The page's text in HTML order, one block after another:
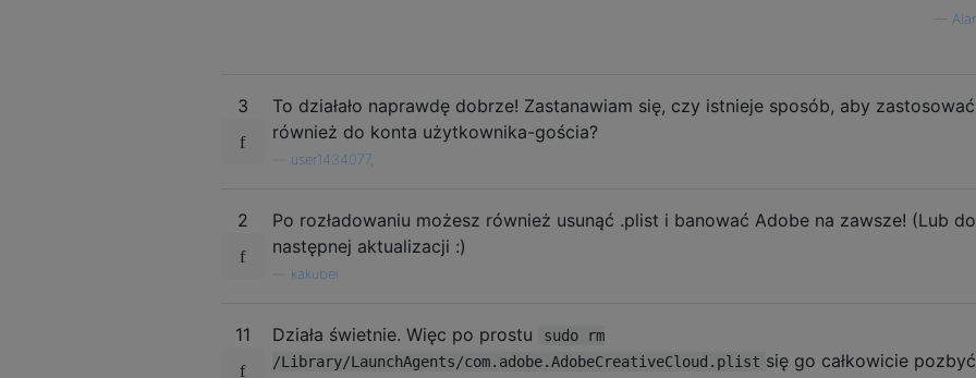
3
To działało naprawdę dobrze! Zastanawiam się, czy istnieje sposób, aby
również do konta użytkownika-gościa?
user1434077,
2
Po rozładowaniu możesz również usunąć .plist i banować Adobe na zawsze! (Lub do
następnej aktualizacji :)
kakubei
11 Działa świetnie. Więc po prostu
sudo rm
/Library/LaunchAgents/com.adobe.AdobeCreativeCloud.plist się go całkowicie